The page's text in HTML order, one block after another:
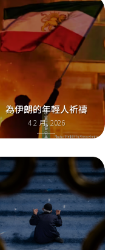
為伊朗的年輕人祈禱
4 2 月, 2026